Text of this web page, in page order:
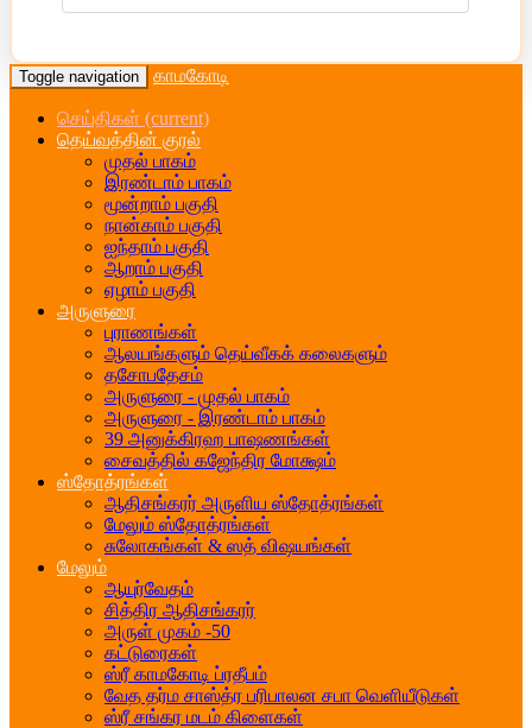
Toggle navigation காமகோடி
செய்திகள் (current)
தெய்வத்தின் குரல்
முதல் பாகம்
இரண்டாம் பாகம்
மூன்றாம் பகுதி
நான்காம் பகுதி
ஐந்தாம் பகுதி
ஆறாம் பகுதி
ஏழாம் பகுதி
அருளுரை
புராணங்கள்
ஆலயங்களும் தெய்வீகக் கலைகளும்
தசோபதேசம்
அருளுரை - முதல் பாகம்
அருளுரை - இரண்டாம் பாகம்
39 அனுக்கிரஹ பாஷணங்கள்
சைவத்தில் கஜேந்திர மோக்ஷம்
ஸ்தோத்ரங்கள்
ஆதிசங்கரர் அருளிய ஸ்தோத்ரங்கள்
மேலும் ஸ்தோத்ரங்கள்
சுலோகங்கள் & ஸத் விஷயங்கள்
மேலும்
ஆயுர்வேதம்
சித்திர ஆதிசங்கரர்
அருள் முகம் -50
கட்டுரைகள்
ஸ்ரீ காமகோடி ப்ரதீபம்
வேத தர்ம சாஸ்த்ர பரிபாலன சபா வெளியீடுகள்
ஸ்ரீ சங்கர மடம் கிளைகள்